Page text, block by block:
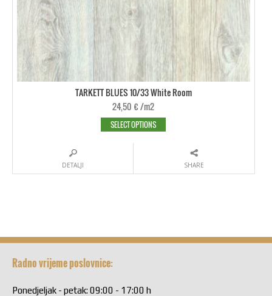
TARKETT BLUES 10/33 White Room
24,50 €/m2
SELECT OPTIONS
DETALJI SHARE
Radno vrijeme poslovnice:
Ponedjeljak - petak: 09:00 - 17:00 h